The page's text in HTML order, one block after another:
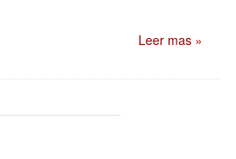
Leer mas »